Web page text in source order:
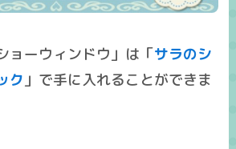
ョーウィンドウ」は「サラのシ
ク 」で手に入れることができま